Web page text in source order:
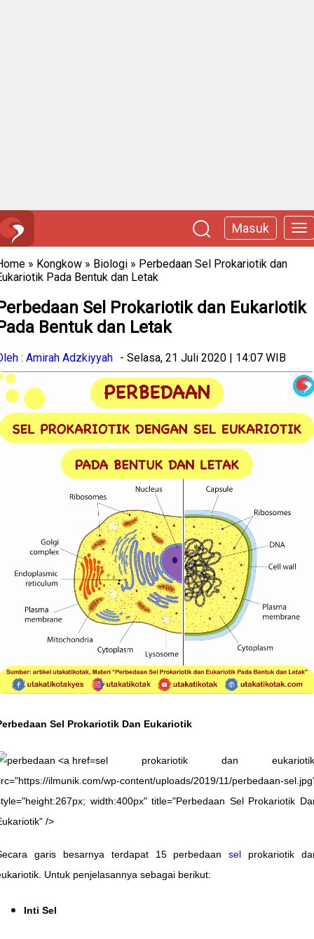
Masuk
» Kongkow » Biologi » Perbedaan Sel Prokariotik dan
Pada Bentuk dan Letak
Sel Prokariotik dan Eukariotik
Bentuk dan Letak
: Amirah Adzkiyyah - Selasa, 21 Juli 2020 | 14:07 WIB
Sel Prokariotik Dan Eukariotik
sel prokariotik dan
ilmunik.com/wp-content/uploads/2019/11/perbedaan-
width:400px" title="Perbedaan Sel Prokariotik
/>
garis besarnya terdapat 15 perbedaansel prokariotik
Untuk penjelasannya sebagai berikut:
Inti Sel